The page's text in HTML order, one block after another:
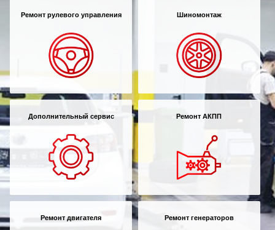
Самара
Санкт-Петербург
Саратов
Сургут
Тула
Ремонт рулевого управления Шиномонтаж
Дополнительный сервис Ремонт АКПП
Ремонт двигателя Ремонт генераторов